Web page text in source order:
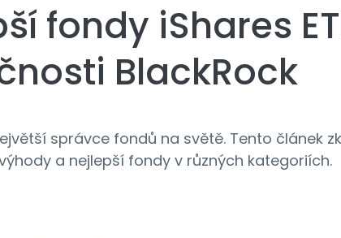
fondy iShares
BlackRock
správce fondů na světě. Tento článek
a nejlepší fondy v různých kategoriích.